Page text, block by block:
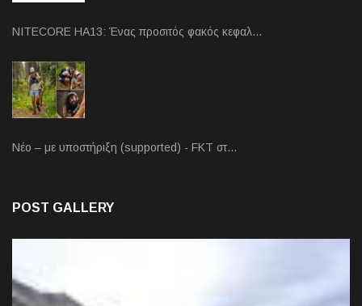
NITECORE HA13: Ένας προσιτός φακός κεφαλ…
Νέο – με υποστήριξη (supported) - FKT στ…
POST GALLERY